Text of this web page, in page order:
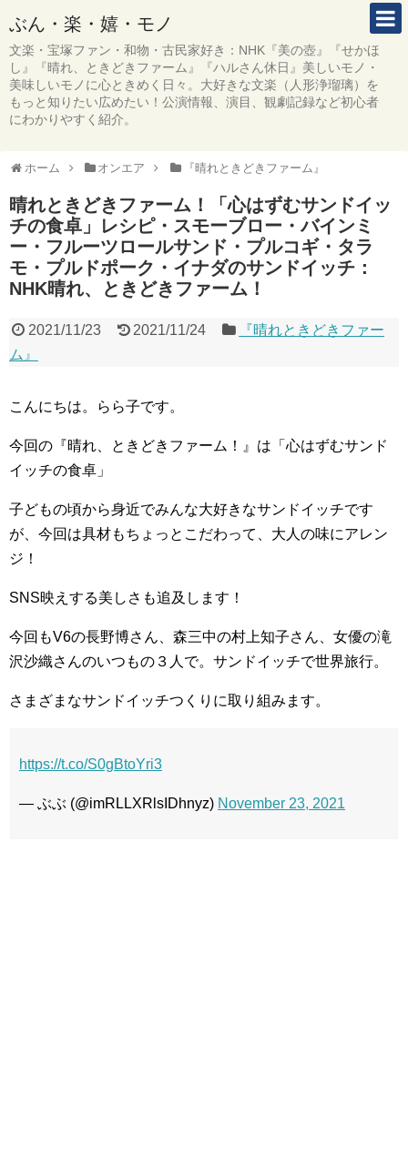
ぶん・楽・嬉・モノ
文楽・宝塚ファン・和物・古民家好き：NHK『美の壺』『せかほ
し』『晴れ、ときどきファーム』『ハルさん休日』美しいモノ・
美味しいモノに心ときめく日々。大好きな文楽（人形浄瑠璃）を
もっと知りたい広めたい！公演情報、演目、観劇記録など初心者
にわかりやすく紹介。
ホーム オンエア 『晴れときどきファーム』
晴れときどきファーム！「心はずむサンドイッ
チの食卓」レシピ・スモーブロー・バインミ
ー・フルーツロールサンド・プルコギ・タラ
モ・プルドポーク・イナダのサンドイッチ：
NHK晴れ、ときどきファーム！
2021/11/23 2021/11/24
『晴れときどきファー
ム』
こんにちは。らら子です。
今回の『晴れ、ときどきファーム！』は「心はずむサンド
イッチの食卓」
子どもの頃から身近でみんな大好きなサンドイッチです
が、今回は具材もちょっとこだわって、大人の味にアレン
ジ！
SNS映えする美しさも追及します！
今回もV6の長野博さん、森三中の村上知子さん、女優の滝
沢沙織さんのいつもの３人で。サンドイッチで世界旅行。
さまざまなサンドイッチつくりに取り組みます。
https://t.co/S0gBtoYri3
— ぶぶ (@imRLLXRlsIDhnyz) November 23, 2021